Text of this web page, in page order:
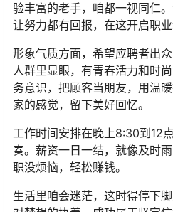
验丰富的老手，咱都一视同仁
让努力都有回报，在这开启职业
形象气质方面，希望应聘者出
人群里显眼，有青春活力和时
务意识，把顾客当朋友，用温
家的感觉，留下美好回忆。
工作时间安排在晚上8:30到12
奏。薪资一日一结，就像及时
职没烦恼，轻松赚钱。
生活里咱会迷茫，这时得停下